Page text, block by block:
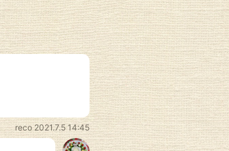
reco2021.7.5 14:45